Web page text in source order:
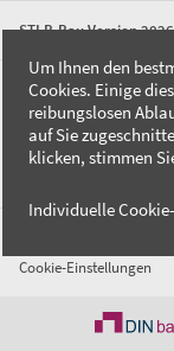
STLB-Bau Version
FAQ
Kontakt
Datenschutzerklärung
Cookie-Einstellungen
Um Ihnen den
Cookies. Einige
reibungslosen
auf Sie
klicken, stimmen
Individuelle